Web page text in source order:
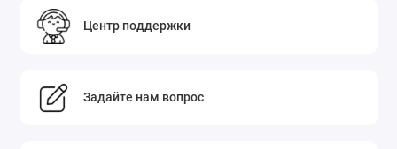
Центр поддержки
Задайте нам вопрос